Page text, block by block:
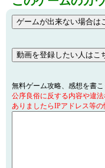
無料ゲーム攻略、感想を書
公序良俗に反する内容や違
ありましたらIPアドレス等